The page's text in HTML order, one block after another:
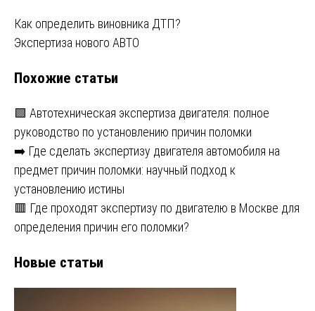
Навигация
записям
Как определить виновника ДТП?
Экспертиза нового АВТО
Похожие статьи
🟩 Автотехническая экспертиза двигателя: полное
руководство по установлению причин поломки
➡️ Где сделать экспертизу двигателя автомобиля на
предмет причин поломки: научный подход к
установлению истины
🟥 Где проходят экспертизу по двигателю в Москве для
определения причин его поломки?
Новые статьи